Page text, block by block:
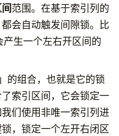
范围。在基于索引列的
会自动触发间隙锁。比
生一个左右开区间的
的组合，也就是它的锁
索引区间，它会锁定一
们使用非唯一索引列进
，锁定一个左开右闭区